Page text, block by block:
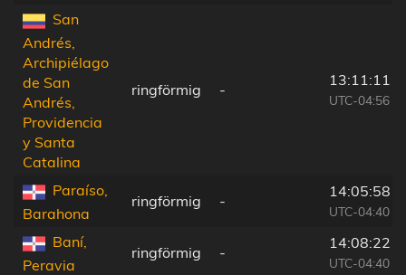
San
Andrés,
Archipiélago
de San
Andrés,
Providencia
y Santa
Catalina
ringförmig -
13:11:11
UTC-04:56
Paraíso,
Barahona
ringförmig -
14:05:58
UTC-04:40
Baní,
Peravia
ringförmig -
14:08:22
UTC-04:40